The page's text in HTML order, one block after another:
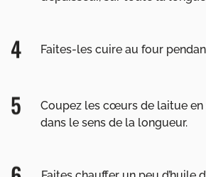
Faites-les cuire au four
Coupez les cœurs de laitue en
dans le sens de la longueur.